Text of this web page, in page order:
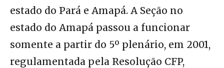
estado do Pará e Amapá. A Seção no
estado do Amapá passou a funcionar
somente a partir do 5º plenário, em 2001,
regulamentada pela Resolução CFP,